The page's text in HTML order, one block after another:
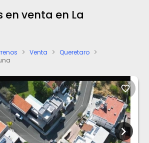
en venta en La
chevron_right Venta chevron_right Queretaro chevron_right
favorite_border
chevron_right